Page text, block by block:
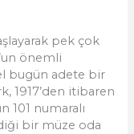
pek çok
önemli
bugün adete bir
1917’den itibaren
101 numaralı
bir müze oda